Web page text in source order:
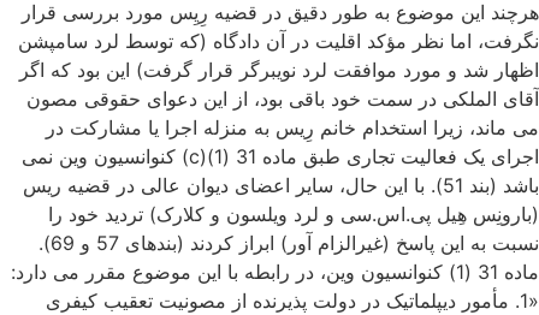
هرچند این موضوع به طور دقیق در قضیه رِیِس مورد بررسی قرار
نگرفت، اما نظر مؤکد اقلیت در آن دادگاه (که توسط لرد سامپشن
اظهار شد و مورد موافقت لرد نویبرگر قرار گرفت) این بود که اگر
آقای الملکی در سمت خود باقی بود، از این دعوای حقوقی مصون
می ماند، زیرا استخدام خانم رِیس به منزله اجرا یا مشارکت در
اجرای یک فعالیت تجاری طبق ماده 31 (1)(c) کنوانسیون وین نمی
باشد (بند 51). با این حال، سایر اعضای دیوان عالی در قضیه ریس
(بارونِس هِیل پی.اس.سی و لرد ویلسون و کلارک) تردید خود را
نسبت به این پاسخ (غیرالزام آور) ابراز کردند (بندهای 57 و 69).
ماده 31 (1) کنوانسیون وین، در رابطه با این موضوع مقرر می دارد:
«1. مأمور دیپلماتیک در دولت پذیرنده از مصونیت تعقیب کیفری